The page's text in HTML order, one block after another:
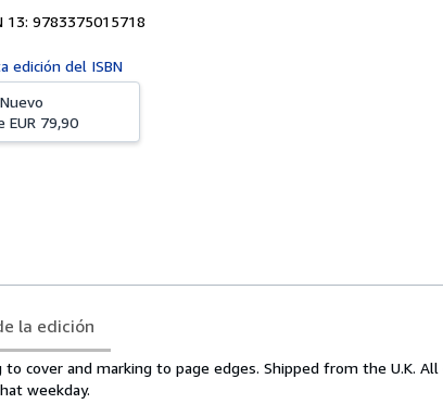
13: 9783375015718
edición del ISBN
EUR 79,90
la edición
cover and marking to page edges. Shipped from the U.K. All
weekday.